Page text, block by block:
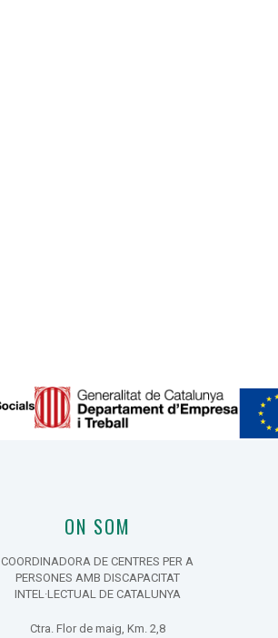
ON SOM
COORDINADORA DE CENTRES PER A
PERSONES AMB DISCAPACITAT
INTEL·LECTUAL DE CATALUNYA
Ctra. Flor de maig, Km. 2,8